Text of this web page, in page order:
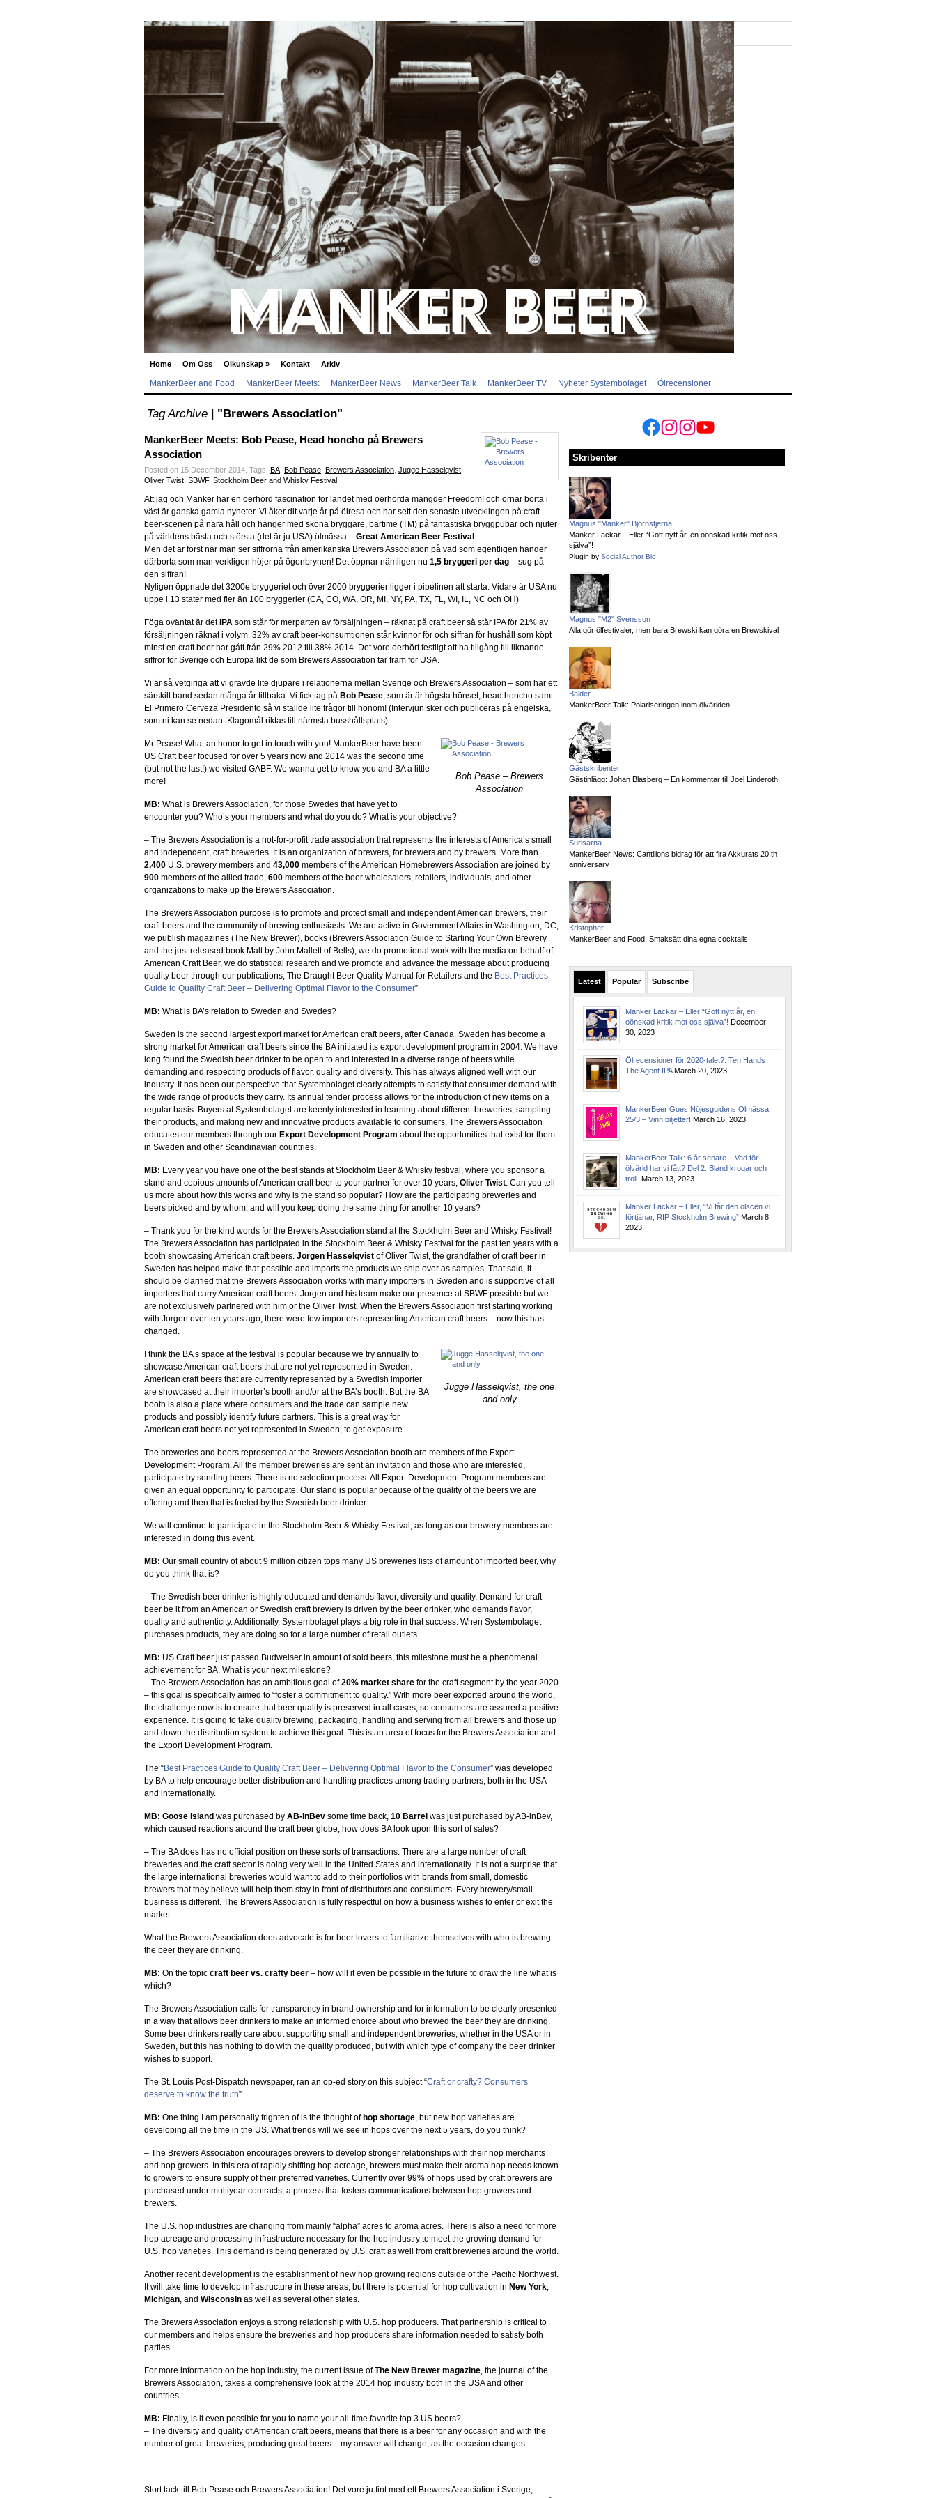
Home Om Oss Ölkunskap » Kontakt Arkiv
MankerBeer and Food MankerBeer Meets: MankerBeer News MankerBeer Talk MankerBeer TV Nyheter Systembolaget Ölrecensioner
Tag Archive | "Brewers Association"
MankerBeer Meets: Bob Pease, Head honcho på Brewers
Association
Posted on 15 December 2014. Tags: BA Bob Pease Brewers Association Jugge Hasselqvist
Oliver Twist SBWF, Stockholm Beer and Whisky Festival
Att jag och Manker har en oerhörd fascination för landet med oerhörda mängder Freedom! och örnar borta i
väst är ganska gamla nyheter. Vi åker dit varje år på ölresa och har sett den senaste utvecklingen på craft
beer-scenen på nära håll och hänger med sköna bryggare, bartime (TM) på fantastiska bryggpubar och njuter
på världens bästa och största (det är ju USA) ölmässa – Great American Beer Festival .
Men det är först när man ser siffrorna från amerikanska Brewers Association på vad som egentligen händer
därborta som man verkligen höjer på ögonbrynen! Det öppnar nämligen nu 1,5 bryggeri per dag – sug på
den siffran!
Nyligen öppnade det 3200e bryggeriet och över 2000 bryggerier ligger i pipelinen att starta. Vidare är USA nu
uppe i 13 stater med fler än 100 bryggerier (CA, CO, WA, OR, MI, NY, PA, TX, FL, WI, IL, NC och OH)
Föga oväntat är det IPA som står för merparten av försäljningen – räknat på craft beer så står IPA för 21% av
försäljningen räknat i volym. 32% av craft beer-konsumtionen står kvinnor för och siffran för hushåll som köpt
minst en craft beer har gått från 29% 2012 till 38% 2014. Det vore oerhört festligt att ha tillgång till liknande
siffror för Sverige och Europa likt de som Brewers Association tar fram för USA.
Vi är så vetgiriga att vi grävde lite djupare i relationerna mellan Sverige och Brewers Association – som har ett
särskilt band sedan många år tillbaka. Vi fick tag på Bob Pease, som är är högsta hönset, head honcho samt
El Primero Cerveza Presidento så vi ställde lite frågor till honom! (Intervjun sker och publiceras på engelska,
som ni kan se nedan. Klagomål riktas till närmsta busshållsplats)
Bob Pease – Brewers
Association
Mr Pease! What an honor to get in touch with you! MankerBeer have been
US Craft beer focused for over 5 years now and 2014 was the second time
(but not the last!) we visited GABF. We wanna get to know you and BA a little
more!
MB: What is Brewers Association, for those Swedes that have yet to
encounter you? Who’s your members and what do you do? What is your objective?
– The Brewers Association is a not-for-profit trade association that represents the interests of America’s small
and independent, craft breweries. It is an organization of brewers, for brewers and by brewers. More than
2,400 U.S. brewery members and 43,000 members of the American Homebrewers Association are joined by
900 members of the allied trade, 600 members of the beer wholesalers, retailers, individuals, and other
organizations to make up the Brewers Association.
The Brewers Association purpose is to promote and protect small and independent American brewers, their
craft beers and the community of brewing enthusiasts. We are active in Government Affairs in Washington, DC,
we publish magazines (The New Brewer), books (Brewers Association Guide to Starting Your Own Brewery
and the just released book Malt by John Mallett of Bells), we do promotional work with the media on behalf of
American Craft Beer, we do statistical research and we promote and advance the message about producing
quality beer through our publications, The Draught Beer Quality Manual for Retailers and the Best Practices
Guide to Quality Craft Beer – Delivering Optimal Flavor to the Consumer”
MB: What is BA’s relation to Sweden and Swedes?
Sweden is the second largest export market for American craft beers, after Canada. Sweden has become a
strong market for American craft beers since the BA initiated its export development program in 2004. We have
long found the Swedish beer drinker to be open to and interested in a diverse range of beers while
demanding and respecting products of flavor, quality and diversity. This has always aligned well with our
industry. It has been our perspective that Systembolaget clearly attempts to satisfy that consumer demand with
the wide range of products they carry. Its annual tender process allows for the introduction of new items on a
regular basis. Buyers at Systembolaget are keenly interested in learning about different breweries, sampling
their products, and making new and innovative products available to consumers. The Brewers Association
educates our members through our Export Development Program about the opportunities that exist for them
in Sweden and other Scandinavian countries.
MB: Every year you have one of the best stands at Stockholm Beer & Whisky festival, where you sponsor a
stand and copious amounts of American craft beer to your partner for over 10 years, Oliver Twist. Can you tell
us more about how this works and why is the stand so popular? How are the participating breweries and
beers picked and by whom, and will you keep doing the same thing for another 10 years?
– Thank you for the kind words for the Brewers Association stand at the Stockholm Beer and Whisky Festival!
The Brewers Association has participated in the Stockholm Beer & Whisky Festival for the past ten years with a
booth showcasing American craft beers. Jorgen Hasselqvist of Oliver Twist, the grandfather of craft beer in
Sweden has helped make that possible and imports the products we ship over as samples. That said, it
should be clarified that the Brewers Association works with many importers in Sweden and is supportive of all
importers that carry American craft beers. Jorgen and his team make our presence at SBWF possible but we
are not exclusively partnered with him or the Oliver Twist. When the Brewers Association first starting working
with Jorgen over ten years ago, there were few importers representing American craft beers – now this has
changed.
Jugge Hasselqvist, the one
and only
I think the BA’s space at the festival is popular because we try annually to
showcase American craft beers that are not yet represented in Sweden.
American craft beers that are currently represented by a Swedish importer
are showcased at their importer’s booth and/or at the BA’s booth. But the BA
booth is also a place where consumers and the trade can sample new
products and possibly identify future partners. This is a great way for
American craft beers not yet represented in Sweden, to get exposure.
The breweries and beers represented at the Brewers Association booth are members of the Export
Development Program. All the member breweries are sent an invitation and those who are interested,
participate by sending beers. There is no selection process. All Export Development Program members are
given an equal opportunity to participate. Our stand is popular because of the quality of the beers we are
offering and then that is fueled by the Swedish beer drinker.
We will continue to participate in the Stockholm Beer & Whisky Festival, as long as our brewery members are
interested in doing this event.
MB: Our small country of about 9 million citizen tops many US breweries lists of amount of imported beer, why
do you think that is?
– The Swedish beer drinker is highly educated and demands flavor, diversity and quality. Demand for craft
beer be it from an American or Swedish craft brewery is driven by the beer drinker, who demands flavor,
quality and authenticity. Additionally, Systembolaget plays a big role in that success. When Systembolaget
purchases products, they are doing so for a large number of retail outlets.
MB: US Craft beer just passed Budweiser in amount of sold beers, this milestone must be a phenomenal
achievement for BA. What is your next milestone?
– The Brewers Association has an ambitious goal of20% market share for the craft segment by the year 2020
– this goal is specifically aimed to “foster a commitment to quality.” With more beer exported around the world,
the challenge now is to ensure that beer quality is preserved in all cases, so consumers are assured a positive
experience. It is going to take quality brewing, packaging, handling and serving from all brewers and those up
and down the distribution system to achieve this goal. This is an area of focus for the Brewers Association and
the Export Development Program.
The “Best Practices Guide to Quality Craft Beer – Delivering Optimal Flavor to the Consumer” was developed
by BA to help encourage better distribution and handling practices among trading partners, both in the USA
and internationally.
MB: Goose Island was purchased by AB-inBev some time back, 10 Barrel was just purchased by AB-inBev,
which caused reactions around the craft beer globe, how does BA look upon this sort of sales?
– The BA does has no official position on these sorts of transactions. There are a large number of craft
breweries and the craft sector is doing very well in the United States and internationally. It is not a surprise that
the large international breweries would want to add to their portfolios with brands from small, domestic
brewers that they believe will help them stay in front of distributors and consumers. Every brewery/small
business is different. The Brewers Association is fully respectful on how a business wishes to enter or exit the
market.
What the Brewers Association does advocate is for beer lovers to familiarize themselves with who is brewing
the beer they are drinking.
MB: On the topic craft beer vs. crafty beer – how will it even be possible in the future to draw the line what is
which?
The Brewers Association calls for transparency in brand ownership and for information to be clearly presented
in a way that allows beer drinkers to make an informed choice about who brewed the beer they are drinking.
Some beer drinkers really care about supporting small and independent breweries, whether in the USA or in
Sweden, but this has nothing to do with the quality produced, but with which type of company the beer drinker
wishes to support.
The St. Louis Post-Dispatch newspaper, ran an op-ed story on this subject “Craft or crafty? Consumers
deserve to know the truth”
MB: One thing I am personally frighten of is the thought of hop shortage, but new hop varieties are
developing all the time in the US. What trends will we see in hops over the next 5 years, do you think?
– The Brewers Association encourages brewers to develop stronger relationships with their hop merchants
and hop growers. In this era of rapidly shifting hop acreage, brewers must make their aroma hop needs known
to growers to ensure supply of their preferred varieties. Currently over 99% of hops used by craft brewers are
purchased under multiyear contracts, a process that fosters communications between hop growers and
brewers.
The U.S. hop industries are changing from mainly “alpha” acres to aroma acres. There is also a need for more
hop acreage and processing infrastructure necessary for the hop industry to meet the growing demand for
U.S. hop varieties. This demand is being generated by U.S. craft as well from craft breweries around the world.
Another recent development is the establishment of new hop growing regions outside of the Pacific Northwest.
It will take time to develop infrastructure in these areas, but there is potential for hop cultivation in New York,
Michigan, and Wisconsin as well as several other states.
The Brewers Association enjoys a strong relationship with U.S. hop producers. That partnership is critical to
our members and helps ensure the breweries and hop producers share information needed to satisfy both
parties.
For more information on the hop industry, the current issue ofThe New Brewer magazine, the journal of the
Brewers Association, takes a comprehensive look at the 2014 hop industry both in the USA and other
countries.
MB: Finally, is it even possible for you to name your all-time favorite top 3 US beers?
– The diversity and quality of American craft beers, means that there is a beer for any occasion and with the
number of great breweries, producing great beers – my answer will change, as the occasion changes.
Stort tack till Bob Pease och Brewers Association! Det vore ju fint med ett Brewers Association i Sverige,
Facebook
Instagram
Instagram
YouTube
Skribenter
Magnus "Manker" Björnstjerna
Manker Lackar – Eller “Gott nytt år, en oönskad kritik mot oss
själva”!
Plugin by Social Author Bio
Magnus "M2" Svensson
Alla gör ölfestivaler, men bara Brewski kan göra en Brewskival
Balder
MankerBeer Talk: Polariseringen inom ölvärlden
Gästskribenter
Gästinlägg: Johan Blasberg – En kommentar till Joel Linderoth
Surisarna
MankerBeer News: Cantillons bidrag för att fira Akkurats 20:th
anniversary
Kristopher
MankerBeer and Food: Smaksätt dina egna cocktails
Latest Popular Subscribe
Manker Lackar – Eller “Gott nytt år, en
oönskad kritik mot oss själva”! December
30, 2023
Ölrecensioner för 2020-talet?: Ten Hands
The Agent IPA March 20, 2023
MankerBeer Goes Nöjesguidens Ölmässa
25/3 – Vinn biljetter! March 16, 2023
MankerBeer Talk: 6 år senare – Vad för
ölvärld har vi fått? Del 2. Bland krogar och
troll. March 13, 2023
Manker Lackar – Eller, “Vi får den ölscen vi
förtjänar, RIP Stockholm Brewing” March 8,
2023